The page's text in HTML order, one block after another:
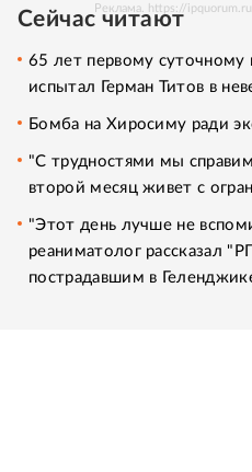
Реклама. https://ipquorum.ru
Сейчас читают
65 лет первому суточному
испытал Герман Титов в
Бомба на Хиросиму ради
"С трудностями мы
второй месяц живет с
"Этот день лучше не
реаниматолог рассказал
пострадавшим в